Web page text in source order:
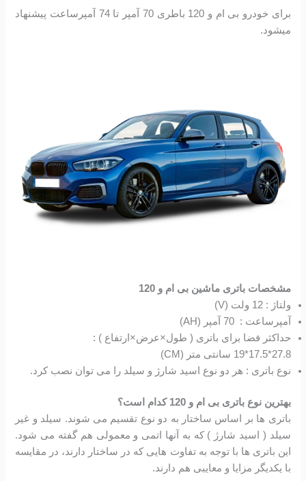
برای خودرو بی ام و 120 باطری 70 آمپر تا 74 آمپرساعت پیشنهاد
میشود.
مشخصات باتری ماشین بی ام و 120
ولتاژ : 12 ولت (V)
آمپرساعت : 70 آمپر (AH)
حداکثر فضا برای باتری ( طول×عرض×ارتفاع ) :
27.8*17.5*19 سانتی متر (CM)
نوع باتری : هر دو نوع اسید شارژ و سیلد را می توان نصب کرد.
بهترین نوع باتری بی ام و 120 کدام است؟
باتری ها بر اساس ساختار به دو نوع تقسیم می شوند. سیلد و غیر
سیلد ( اسید شارژ ) که به آنها اتمی و معمولی هم گفته می شود.
این باتری ها با توجه به تفاوت هایی که در ساختار دارند، در مقایسه
با یکدیگر مزایا و معایبی هم دارند.